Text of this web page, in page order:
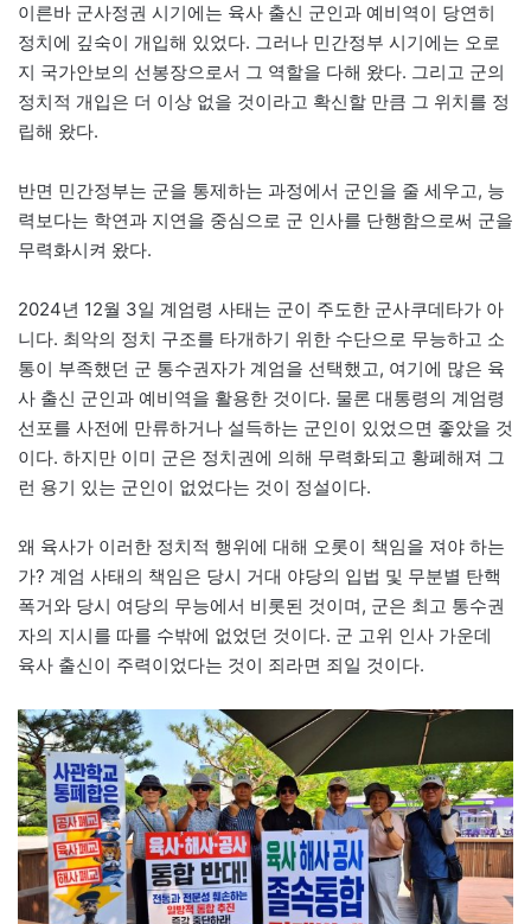
이른바 군사정권 시기에는 육사 출신 군인과 예비역이 당연히
정치에 깊숙이 개입해 있었다. 그러나 민간정부 시기에는 오로
지 국가안보의 선봉장으로서 그 역할을 다해 왔다. 그리고 군의
정치적 개입은 더 이상 없을 것이라고 확신할 만큼 그 위치를 정
립해 왔다.
반면 민간정부는 군을 통제하는 과정에서 군인을 줄 세우고, 능
력보다는 학연과 지연을 중심으로 군 인사를 단행함으로써 군을
무력화시켜 왔다.
2024년 12월 3일 계엄령 사태는 군이 주도한 군사쿠데타가 아
니다. 최악의 정치 구조를 타개하기 위한 수단으로 무능하고 소
통이 부족했던 군 통수권자가 계엄을 선택했고, 여기에 많은 육
사 출신 군인과 예비역을 활용한 것이다. 물론 대통령의 계엄령
선포를 사전에 만류하거나 설득하는 군인이 있었으면 좋았을 것
이다. 하지만 이미 군은 정치권에 의해 무력화되고 황폐해져 그
런 용기 있는 군인이 없었다는 것이 정설이다.
왜 육사가 이러한 정치적 행위에 대해 오롯이 책임을 져야 하는
가? 계엄 사태의 책임은 당시 거대 야당의 입법 및 무분별 탄핵
폭거와 당시 여당의 무능에서 비롯된 것이며, 군은 최고 통수권
자의 지시를 따를 수밖에 없었던 것이다. 군 고위 인사 가운데
육사 출신이 주력이었다는 것이 죄라면 죄일 것이다.